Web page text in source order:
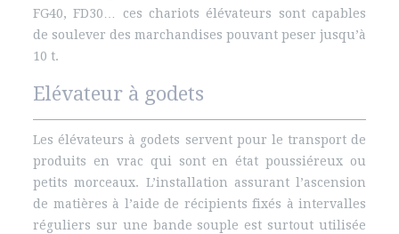
FG40, FD30… ces chariots élévateurs sont capables
de soulever des marchandises pouvant peser jusqu’à
10 t.
Elévateur à godets
Les élévateurs à godets servent pour le transport de
produits en vrac qui sont en état poussiéreux ou
petits morceaux. L’installation assurant l’ascension
de matières à l’aide de récipients fixés à intervalles
réguliers sur une bande souple est surtout utilisée